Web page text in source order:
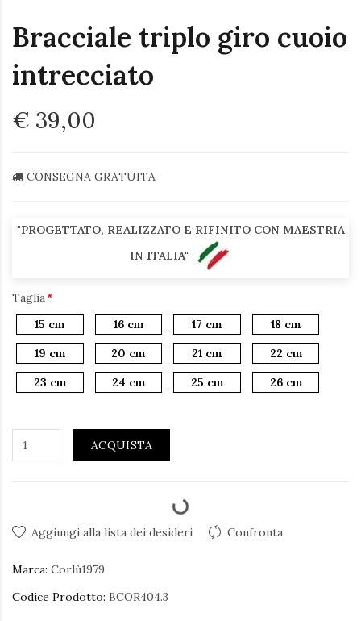
Bracciale triplo giro cuoio
intrecciato
€ 39,00
CONSEGNA GRATUITA
"PROGETTATO, REALIZZATO E RIFINITO CON MAESTRIA
IN ITALIA"
Taglia
15 cm
16 cm 17 cm
18 cm
19 cm
20 cm 21 cm
22 cm
23 cm
24 cm 25 cm 26 cm
ACQUISTA
Aggiungi alla lista dei desideri Confronta
Marca: Corlù1979
Codice Prodotto: BCOR404.3